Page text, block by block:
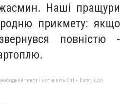
Наші пращури
прикмету: якщо
повністю -
текст і натисніть Ctrl + Enter, щоб